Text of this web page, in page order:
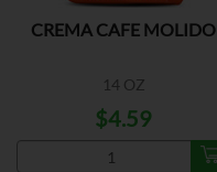
CREMA CAFE MOLIDO
14 OZ
$4.59